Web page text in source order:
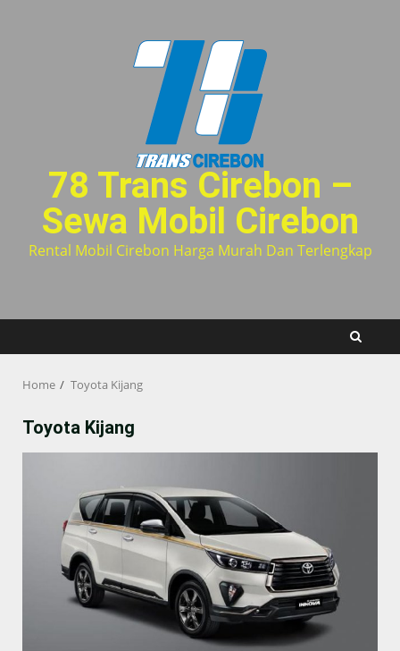
78 Trans Cirebon –
Sewa Mobil Cirebon
Rental Mobil Cirebon Harga Murah Dan Terlengkap
Home Toyota Kijang
Toyota Kijang